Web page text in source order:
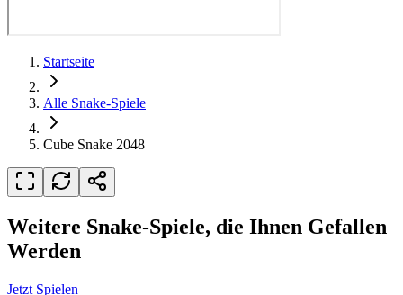
Startseite
Alle Snake-Spiele
Cube Snake 2048
Weitere Snake-Spiele, die Ihnen Gefallen
Werden
Jetzt Spielen